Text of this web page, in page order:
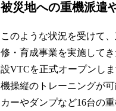
被災地への重機派遣
このような状況を受けて
修・育成事業を実施して
設VTCを正式オープンし
機操縦のトレーニングが
カーやダンプなど16台の